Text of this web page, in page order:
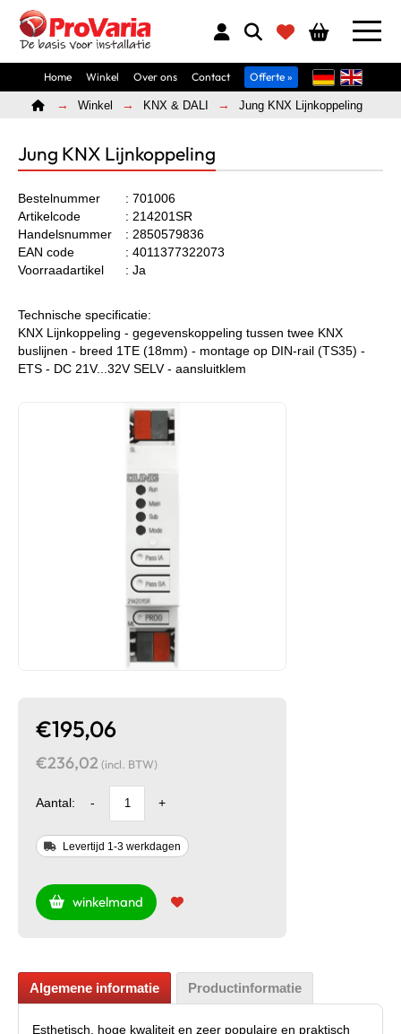
Home Winkel Over ons Contact Offerte »
Home Winkel KNX & DALI Jung KNX Lijnkoppeling
Jung KNX Lijnkoppeling
Bestelnummer
: 701006
Artikelcode
: 214201SR
Handelsnummer
: 2850579836
EAN code
: 4011377322073
Voorraadartikel
: Ja
Technische specificatie:
KNX Lijnkoppeling - gegevenskoppeling tussen twee KNX
buslijnen - breed 1TE (18mm) - montage op DIN-rail (TS35) -
ETS - DC 21V...32V SELV - aansluitklem
€195,06
€236,02 (incl. BTW)
Aantal: - +
Levertijd 1-3 werkdagen
winkelmand
Algemene informatie Productinformatie
Esthetisch, hoge kwaliteit en zeer populaire en praktisch